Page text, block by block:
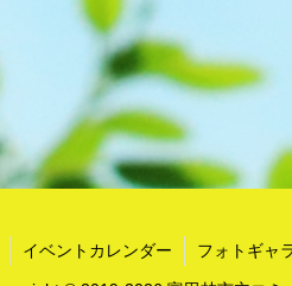
イベントカレンダー フォトギャ